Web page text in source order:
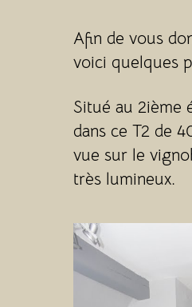
Afin de vous
voici quelques
Situé au 2ième
dans ce T2 de
vue sur le
très lumineux.